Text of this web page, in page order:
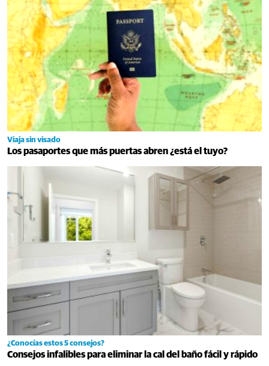
Viaja sin visado
Los pasaportes que más puertas abren ¿está el tuyo?
¿Conocías estos 5 consejos?
Consejos infalibles para eliminar la cal del baño fácil y rápido